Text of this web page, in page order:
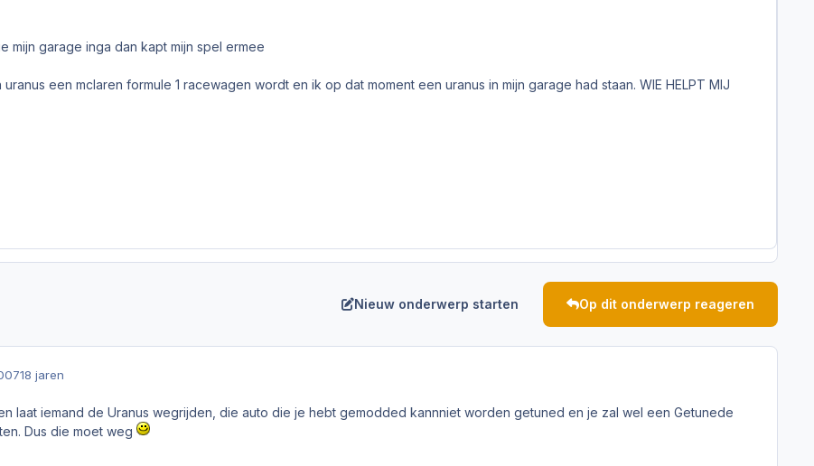
mijn garage inga dan kapt mijn spel ermee
een mclaren formule 1 racewagen wordt en ik op dat moment een uranus in mijn garage had staan. WIE HELPT MIJ
Nieuw onderwerp starten Op dit onderwerp reageren
18 jaren
laat iemand de Uranus wegrijden, die auto die je hebt gemodded kannniet worden getuned en je zal wel een Getunede
Dus die moet weg